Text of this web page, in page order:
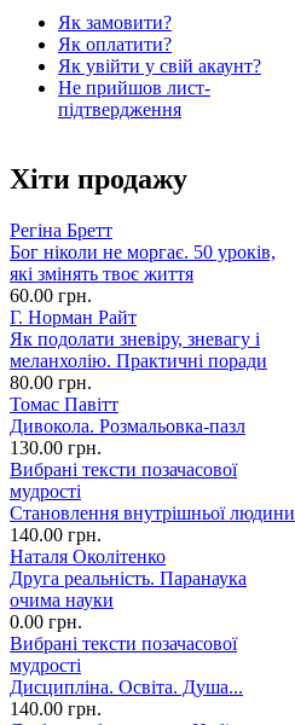
Як замовити?
Як оплатити?
Як увійти у свій акаунт?
Не прийшов лист-
підтвердження
Хіти продажу
Регіна Бретт
Бог ніколи не моргає. 50 уроків,
які змінять твоє життя
60.00 грн.
Г. Норман Райт
Як подолати зневіру, зневагу і
меланхолію. Практичні поради
80.00 грн.
Томас Павітт
Дивокола. Розмальовка-пазл
130.00 грн.
Вибрані тексти позачасової
мудрості
Становлення внутрішньої людини
140.00 грн.
Наталя Околітенко
Друга реальність. Паранаука
очима науки
0.00 грн.
Вибрані тексти позачасової
мудрості
Дисципліна. Освіта. Душа...
140.00 грн.